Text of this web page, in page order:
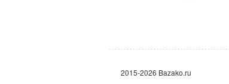
2015-2026 Bazako.ru